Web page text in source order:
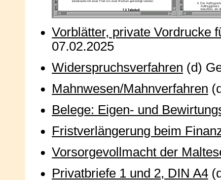
Vorblätter, private Vordrucke
07.02.2025
Widerspruchsverfahren (d)
Mahnwesen/Mahnverfahren
Belege: Eigen- und
Fristverlängerung beim
Vorsorgevollmacht der
Privatbriefe 1 und 2, DIN A4